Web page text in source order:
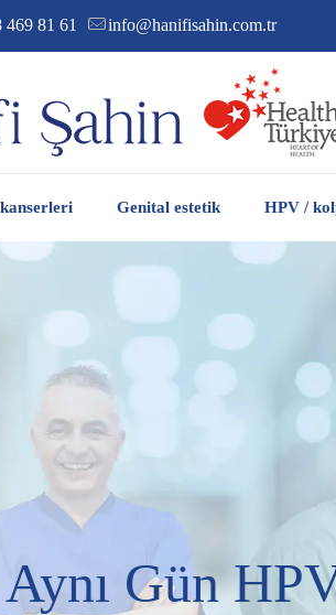
469 81 61 info@hanifisahin.com.tr
Genital estetik HPV /
Gün